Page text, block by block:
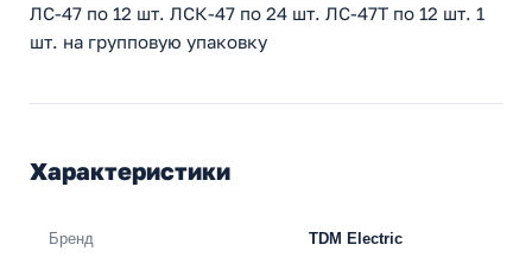
ЛС-47 по 12 шт. ЛСК-47 по 24 шт. ЛС-47Т по 12 шт. 1
шт. на групповую упаковку
Характеристики
Бренд TDM Electric